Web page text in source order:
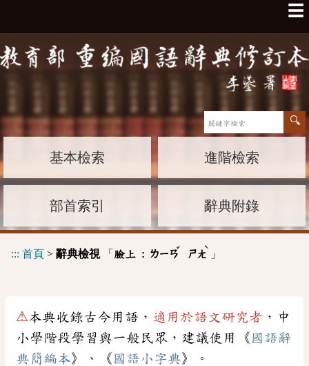
☰
基本檢索 進階檢索
部首索引 辭典附錄
::: 首頁 > 辭典檢視「 臉上 : ㄌㄧㄢ
ˇ
ㄕㄤ
ˋ
」
⚠本典收錄古今用語， 適用於語文研究者 ，中
小學階段學習與一般民眾，建議使用《 國語辭
典簡編本》、《 國語小字典》。